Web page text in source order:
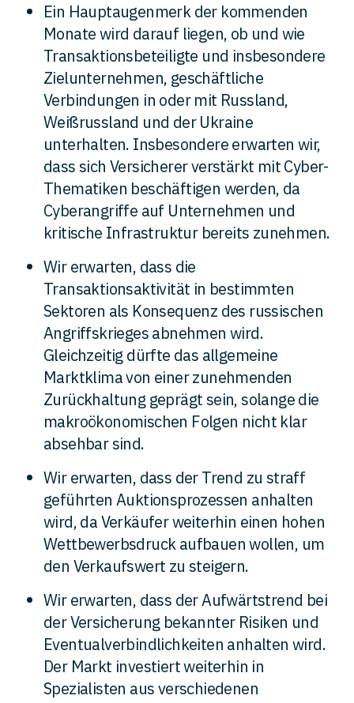
Ein Hauptaugenmerk der kommenden
Monate wird darauf liegen, ob und wie
Transaktionsbeteiligte und insbesondere
Zielunternehmen, geschäftliche
Verbindungen in oder mit Russland,
Weißrussland und der Ukraine
unterhalten. Insbesondere erwarten wir,
dass sich Versicherer verstärkt mit Cyber-
Thematiken beschäftigen werden, da
Cyberangriffe auf Unternehmen und
kritische Infrastruktur bereits zunehmen.
Wir erwarten, dass die
Transaktionsaktivität in bestimmten
Sektoren als Konsequenz des russischen
Angriffskrieges abnehmen wird.
Gleichzeitig dürfte das allgemeine
Marktklima von einer zunehmenden
Zurückhaltung geprägt sein, solange die
makroökonomischen Folgen nicht klar
absehbar sind.
Wir erwarten, dass der Trend zu straff
geführten Auktionsprozessen anhalten
wird, da Verkäufer weiterhin einen hohen
Wettbewerbsdruck aufbauen wollen, um
den Verkaufswert zu steigern.
Wir erwarten, dass der Aufwärtstrend bei
der Versicherung bekannter Risiken und
Eventualverbindlichkeiten anhalten wird.
Der Markt investiert weiterhin in
Spezialisten aus verschiedenen